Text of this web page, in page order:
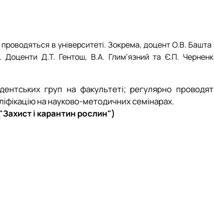
в університеті. Зокрема, доцент О.В. Башта
Доценти Д.Т. Гентош, В.А. Глим’язний та Є.П.
груп на факультеті; регулярно
на науково-методичних семінарах.
і карантин рослин")